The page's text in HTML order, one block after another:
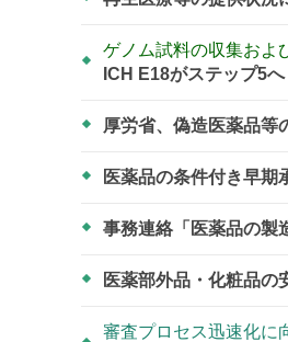
ゲノム試料の収集およ
ICH E18がステップ5へ
厚労省、偽造医薬品等
医薬品の条件付き早期
事務連絡「医薬品の製
医薬部外品・化粧品の
審査プロセス迅速化に